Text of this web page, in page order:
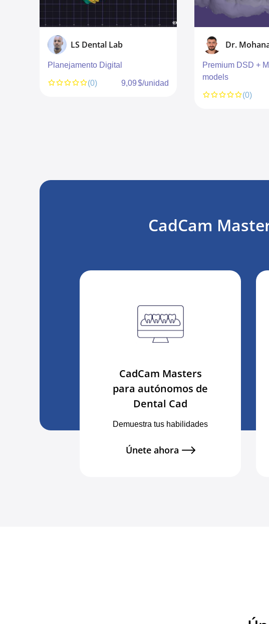
LS Dental Lab
Planejamento Digital
(0)
9,09 $/unidad
Dr.
Premium DSD +
models
(0)
CadCam
CadCam Masters
para autónomos de
Dental Cad
Demuestra tus habilidades
Únete ahora